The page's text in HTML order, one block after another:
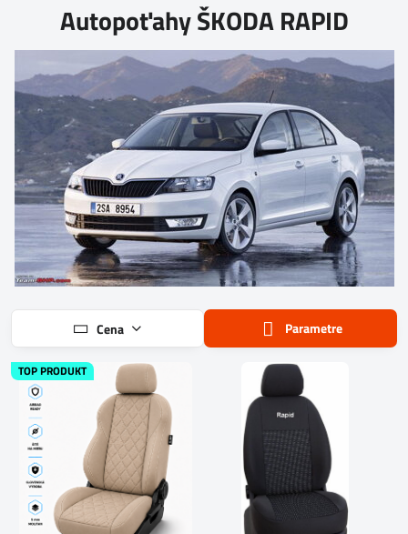
Autopoťahy ŠKODA RAPID
Cena Parametre
TOP PRODUKT